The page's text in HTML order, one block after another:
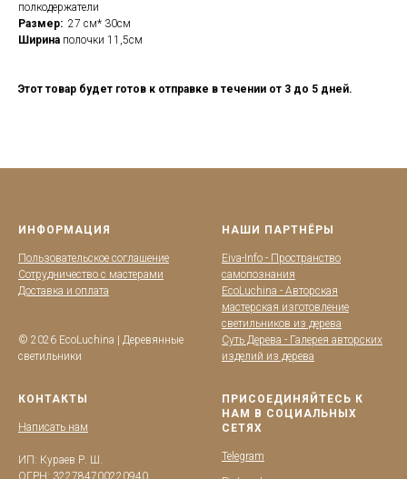
полкодержатели
Размер: 27 см* 30см
Ширина полочки 11,5см
Этот товар будет готов к отправке в течении от 3 до 5 дней.
ИНФОРМАЦИЯ
Пользовательское соглашение
Сотрудничество с мастерами
Доставка и оплата
© 2026 EcoLuchina | Деревянные
светильники
НАШИ ПАРТНЁРЫ
Eiva-Info - Пространство
самопознания
EcoLuchina - Авторская
мастерская изготовление
светильников из дерева
Суть Дерева - Галерея авторских
изделий из дерева
КОНТАКТЫ
Написать нам
ИП: Кураев Р. Ш.
ПРИСОЕДИНЯЙТЕСЬ К
НАМ В СОЦИАЛЬНЫХ
СЕТЯХ
Telegram